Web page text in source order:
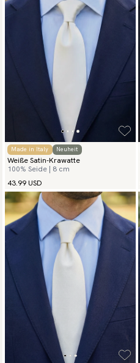
Made in Italy Neuheit
Weiße Satin-Krawatte
100% Seide | 8 cm
43.99 USD